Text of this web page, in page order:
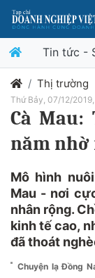
Tin tức -
Thị trường
Thứ Bảy, 07/12/
Cà Mau:
năm nhờ
Mô hình
Mau - nơi
nhân rộng.
kinh tế cao,
đã thoát
Chuyện lạ Đồng